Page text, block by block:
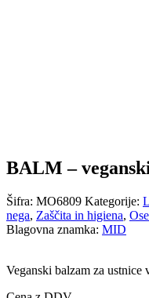
BALM –
Šifra: MO6809 Kategorije:
nega, Zaščita in higiena,
Blagovna znamka: MID
Veganski balzam za ustnice